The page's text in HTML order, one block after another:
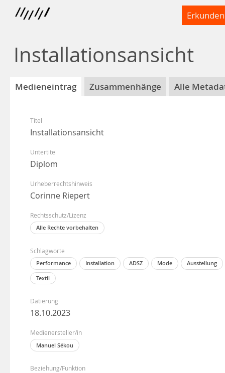
Erkunden
Installationsansicht
Medieneintrag Zusammenhänge Alle
Titel
Installationsansicht
Untertitel
Diplom
Urheberrechtshinweis
Corinne Riepert
Rechtsschutz/Lizenz
Alle Rechte vorbehalten
Schlagworte
Performance Installation ADSZ Mode
Ausstellung
Textil
Datierung
18.10.2023
Medienersteller/in
Manuel Sékou
Beziehung/Funktion